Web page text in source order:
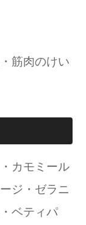
筋肉のけい
カモミール
ジ・ゼラニ
ベティパ